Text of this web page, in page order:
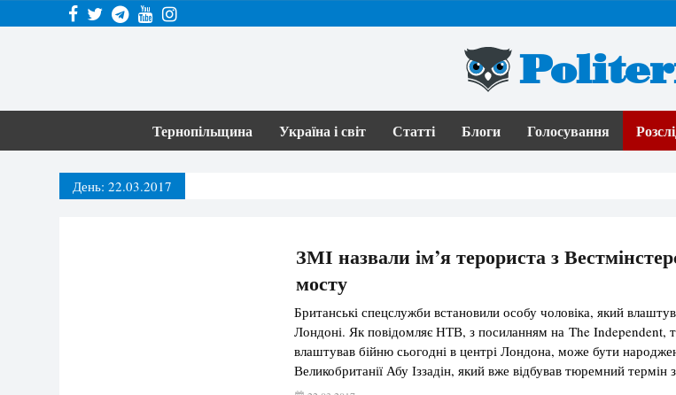
Тернопільщина Україна і світ Статті Блоги Голосування
День: 22.03.2017
ЗМІ назвали ім’я терориста з
мосту
Британські спецслужби встановили особу чоловіка, який
Лондоні. Як повідомляє НТВ, з посиланням на The Independent,
влаштував бійню сьогодні в центрі Лондона, може бути
Великобританії Абу Іззадін, який вже відбував тюремний термін
терористичної діяльності і розпалювання ненависті. Громадянин